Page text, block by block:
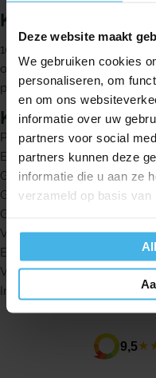
Deze website maakt
We gebruiken cookies
personaliseren, om
en om ons
informatie over uw
partners voor social
partners kunnen deze
informatie die u aan ze
verzameld op basis van
Kwaliteit en
100% van de condooms
onvolkomenheden. Durex
productie van condooms.
Kenmerken
Pleasure Fit-vorm met
Extra gesmeerd voor meer
Gemiddelde diameter van
Geschikt voor vaginale,
Gemaakt van transparant
Verantwoorde latex en
Elektronisch getest op
Verzonden in anonieme
Inhoud: 10 stuks
9,5